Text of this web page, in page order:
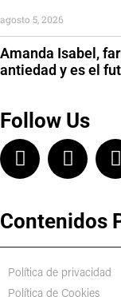
Amanda Isabel,
antiedad y es el
agosto 5, 2026
Follow Us
Contenidos
Política de privacidad
Política de Cookies